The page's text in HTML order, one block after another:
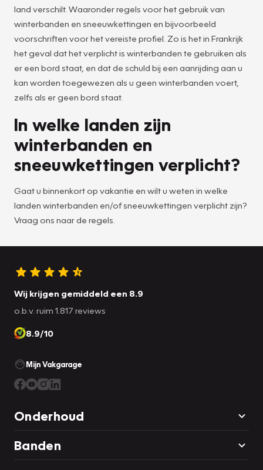
land verschilt. Waaronder regels voor het gebruik van
winterbanden en sneeuwkettingen en bijvoorbeeld
voorschriften voor het vereiste profiel. Zo is het in Frankrijk
het geval dat het verplicht is winterbanden te gebruiken als
er een bord staat, en dat de schuld bij een aanrijding aan u
kan worden toegewezen als u geen winterbanden voert,
zelfs als er geen bord staat.
In welke landen zijn
winterbanden en
sneeuwkettingen verplicht?
Gaat u binnenkort op vakantie en wilt u weten in welke
landen winterbanden en/of sneeuwkettingen verplicht zijn?
Vraag ons naar de regels.
Wij krijgen gemiddeld een 8.9
o.b.v. ruim 1.817 reviews
8.9/10
Mijn Vakgarage
Onderhoud
Banden